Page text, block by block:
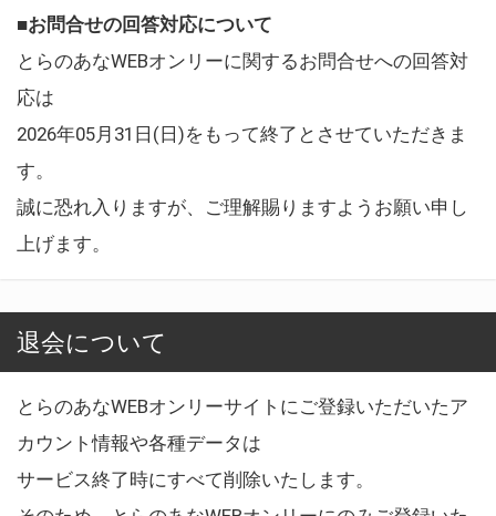
■お問合せの回答対応について
とらのあなWEBオンリーに関するお問合せへの回答対
応は
2026年05月31日(日)をもって終了とさせていただきま
す。
誠に恐れ入りますが、ご理解賜りますようお願い申し
上げます。
退会について
とらのあなWEBオンリーサイトにご登録いただいたア
カウント情報や各種データは
サービス終了時にすべて削除いたします。